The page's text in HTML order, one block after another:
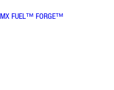
MX FUEL™ FORGE™